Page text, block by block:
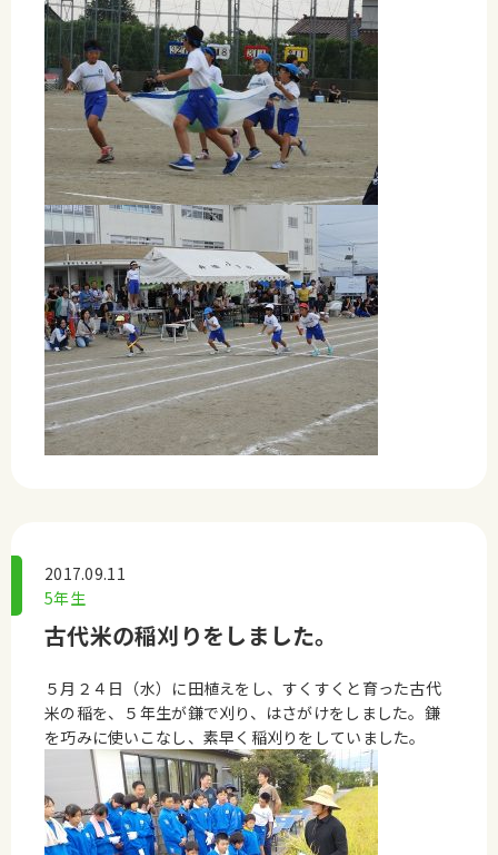
2017.09.11
5年生
古代米の稲刈りをしました。
５月２４日（水）に田植えをし、すくすくと育った古代
米の稲を、５年生が鎌で刈り、はさがけをしました。鎌
を巧みに使いこなし、素早く稲刈りをしていました。